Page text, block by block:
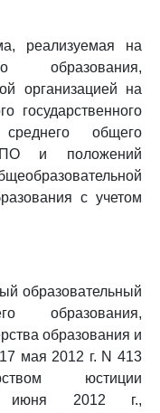
реализуемая на
образования,
организацией на
государственного
общего
и положений
с учетом
образовательный
образования,
образования и
мая 2012 г. N 413
юстиции
июня 2012 г.,